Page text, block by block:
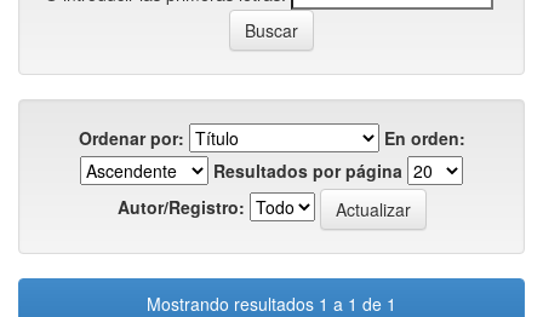
Ordenar por:
En orden:
Resultados por página
Autor/Registro:
Mostrando resultados 1 a 1 de 1